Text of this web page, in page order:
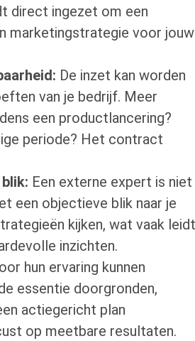
direct ingezet om een
marketingstrategie voor jouw
De inzet kan worden
van je bedrijf. Meer
een productlancering?
periode? Het contract
Een externe expert is niet
een objectieve blik naar je
kijken, wat vaak leidt
inzichten.
hun ervaring kunnen
essentie doorgronden,
actiegericht plan
op meetbare resultaten.